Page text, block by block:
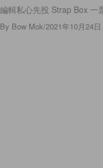
編輯私心先投 Strap Box 一
By Bow Mok/2021年10月24日